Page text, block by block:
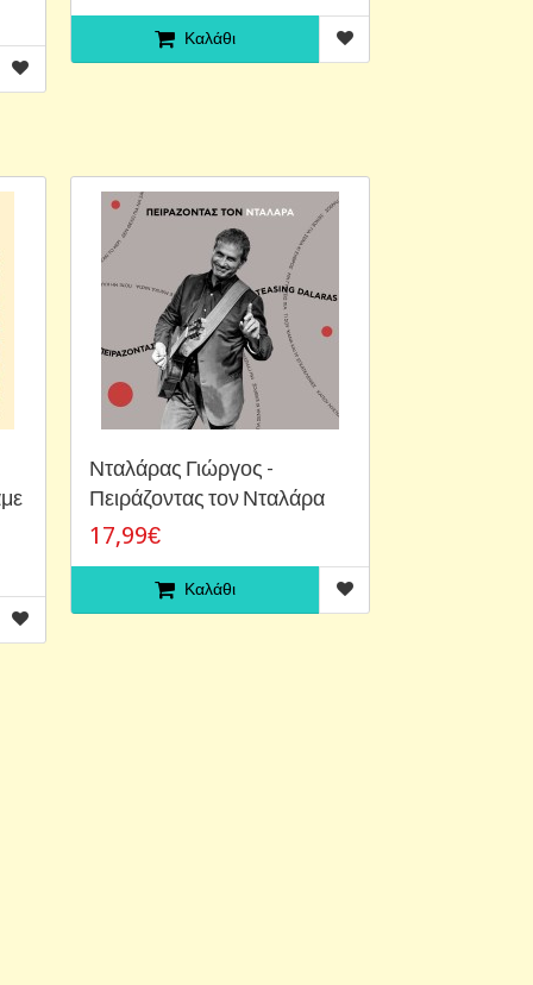
Καλάθι
Νταλάρας Γιώργος -
Πειράζοντας τον Νταλάρα
17,99€
Καλάθι